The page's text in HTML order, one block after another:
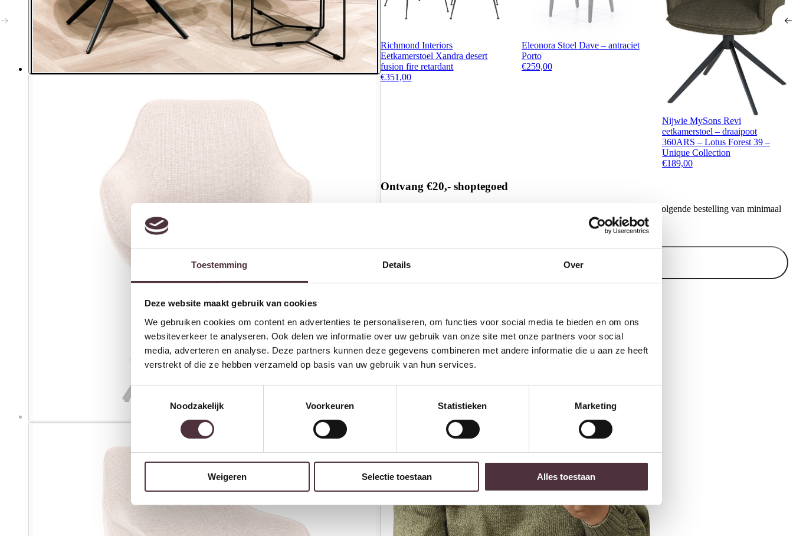
Toestemming Details Over
Deze website maakt gebruik van cookies
We gebruiken cookies om content en advertenties te personaliseren, om functies voor social media te bieden en om ons
websiteverkeer te analyseren. Ook delen we informatie over uw gebruik van onze site met onze partners voor social
media, adverteren en analyse. Deze partners kunnen deze gegevens combineren met andere informatie die u aan ze heeft
verstrekt of die ze hebben verzameld op basis van uw gebruik van hun services.
Noodzakelijk
Voorkeuren Statistieken Marketing
Weigeren Selectie toestaan Alles toestaan
Richmond Interiors
Eetkamerstoel Xandra desert
fusion fire retardant
€351,00
Eleonora Stoel Dave – antraciet
Porto
€259,00
Nijwie MySons Revi
eetkamerstoel – draaipoot
360ARS – Lotus Forest 39 –
Unique Collection
€189,00
Ontvang €20,- shoptegoed
Meldt u aan voor onze nieuwsbrief en ontvang €20,- shoptegoed voor uw volgende bestelling van minimaal
Inschrijven